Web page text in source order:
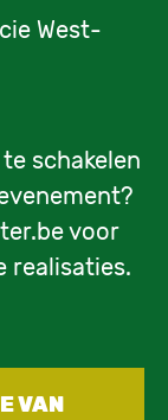
West-
schakelen
voor
realisaties.
VAN